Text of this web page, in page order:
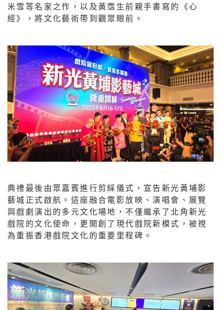
米雪等名家之作，以及黃霑生前親手書寫的《心
經》，將文化藝術帶到觀眾眼前。
典禮最後由眾嘉賓進行剪綵儀式，宣告新光黃埔影
藝城正式啟航。這座融合電影放映、演唱會、展覽
與戲劇演出的多元文化場地，不僅繼承了北角新光
戲院的文化使命，更開創了現代戲院新模式，被視
為重振香港戲院文化的重要里程碑。